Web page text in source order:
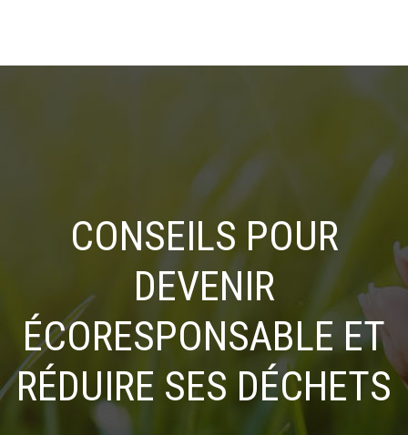
CONSEILS POUR
DEVENIR
ÉCORESPONSABLE ET
RÉDUIRE SES DÉCHETS